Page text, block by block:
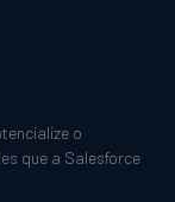
o
que a Salesforce